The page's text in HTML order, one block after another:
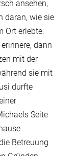
ansehen,
daran, wie sie
Ort erlebte:
dann
mit der
sie mit
durfte
Seite
Betreuung